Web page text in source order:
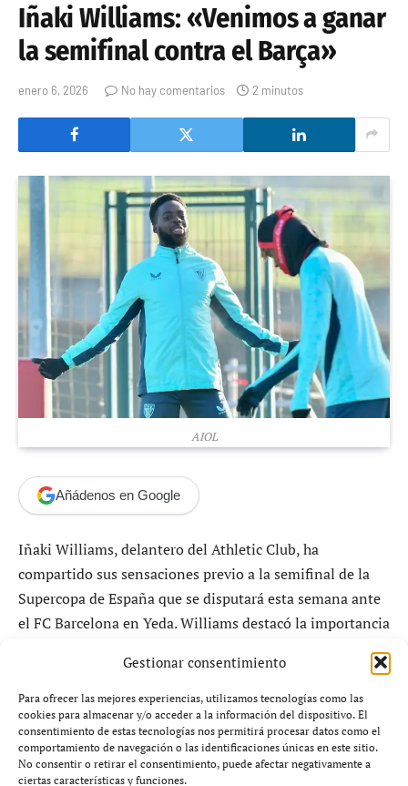
Gestionar consentimiento
Para ofrecer las mejores experiencias, utilizamos tecnologías como las
cookies para almacenar y/o acceder a la información del dispositivo. El
consentimiento de estas tecnologías nos permitirá procesar datos como el
comportamiento de navegación o las identificaciones únicas en este sitio.
No consentir o retirar el consentimiento, puede afectar negativamente a
ciertas características y funciones.
Iñaki Williams: «Venimos a ganar
la semifinal contra el Barça»
enero 6, 2026 No hay comentarios 2 minutos
AIOL
Añádenos en Google
Iñaki Williams, delantero del Athletic Club, ha
compartido sus sensaciones previo a la semifinal de la
Supercopa de España que se disputará esta semana ante
el FC Barcelona en Yeda. Williams destacó la importancia
representar al club en este desafío.
Al ser cuestionado sobre el ambiente en el equipo, el
jugador manifestó su motivación y confianza: «Venimos
a por ello. Ya lo conseguimos una vez y vamos a intentar
empezar bien 2026, que la gente se sienta identificada.